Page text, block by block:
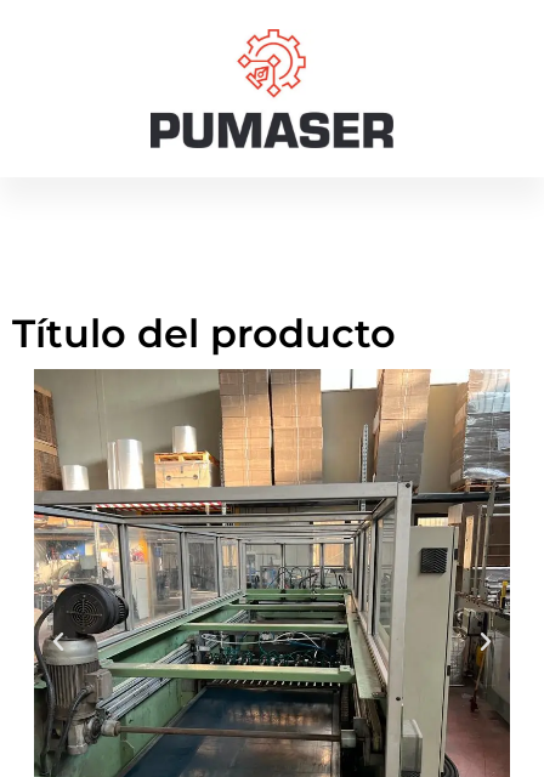
Título del producto